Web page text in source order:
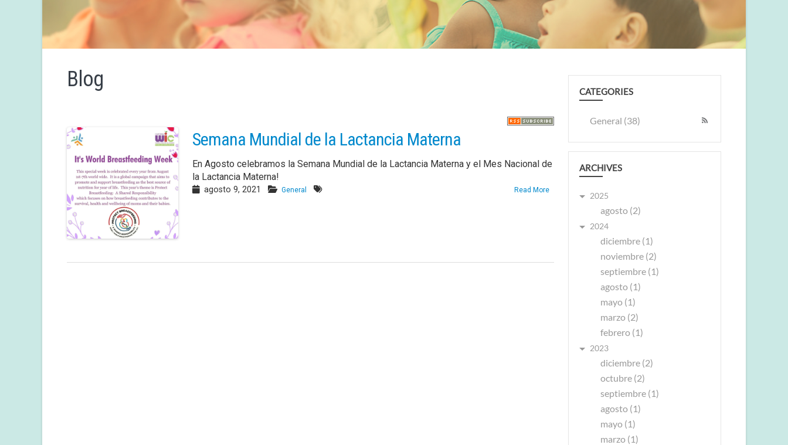
Blog
Semana Mundial de la Lactancia Materna
En Agosto celebramos la Semana Mundial de la Lactancia Materna y el Mes Nacional de
la Lactancia Materna!
agosto 9, 2021 General Read More
CATEGORIES
General (38)
ARCHIVES
2025
agosto (2)
2024
diciembre (1)
noviembre (2)
septiembre (1)
agosto (1)
mayo (1)
marzo (2)
febrero (1)
2023
diciembre (2)
octubre (2)
septiembre (1)
agosto (1)
mayo (1)
marzo (1)